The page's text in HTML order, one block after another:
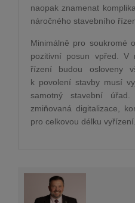
naopak znamenat
náročného stavebního
Minimálně pro soukromé
pozitivní posun vpřed. V
řízení budou osloveny
k povolení stavby musí
samotný stavební
zmiňovaná digitalizace,
pro celkovou délku vyřízení.